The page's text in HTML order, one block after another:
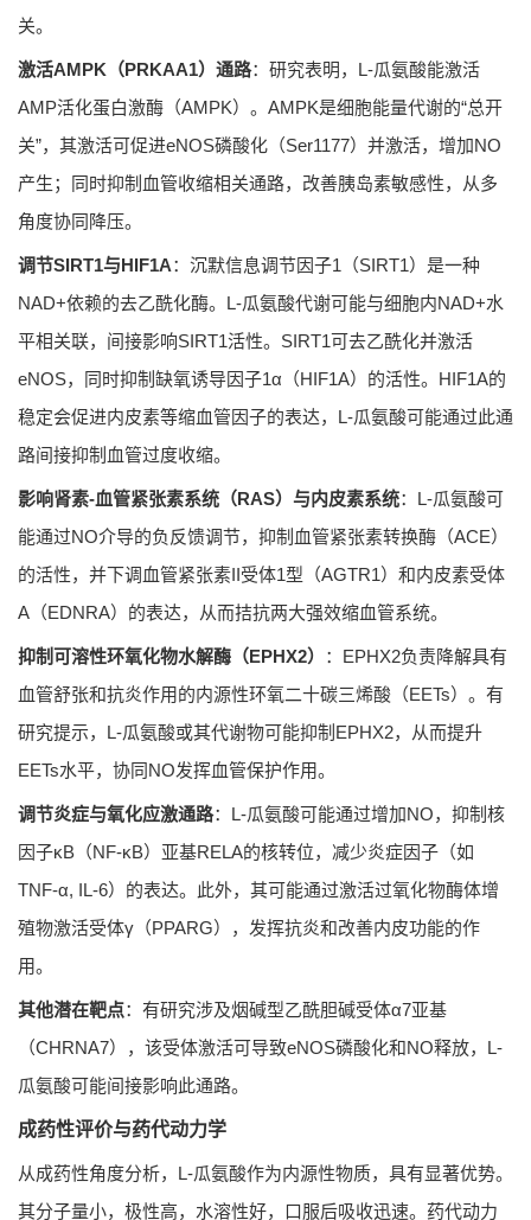
关。
激活AMPK（PRKAA1）通路：研究表明，L-瓜氨酸能激活
AMP活化蛋白激酶（AMPK）。AMPK是细胞能量代谢的“总开
关”，其激活可促进eNOS磷酸化（Ser1177）并激活，增加NO
产生；同时抑制血管收缩相关通路，改善胰岛素敏感性，从多
角度协同降压。
调节SIRT1与HIF1A：沉默信息调节因子1（SIRT1）是一种
NAD+依赖的去乙酰化酶。L-瓜氨酸代谢可能与细胞内NAD+水
平相关联，间接影响SIRT1活性。SIRT1可去乙酰化并激活
eNOS，同时抑制缺氧诱导因子1α（HIF1A）的活性。HIF1A的
稳定会促进内皮素等缩血管因子的表达，L-瓜氨酸可能通过此通
路间接抑制血管过度收缩。
影响肾素-血管紧张素系统（RAS）与内皮素系统：L-瓜氨酸可
能通过NO介导的负反馈调节，抑制血管紧张素转换酶（ACE）
的活性，并下调血管紧张素II受体1型（AGTR1）和内皮素受体
A（EDNRA）的表达，从而拮抗两大强效缩血管系统。
抑制可溶性环氧化物水解酶（EPHX2）
：EPHX2负责降解具有
血管舒张和抗炎作用的内源性环氧二十碳三烯酸（EETs）。有
研究提示，L-瓜氨酸或其代谢物可能抑制EPHX2，从而提升
EETs水平，协同NO发挥血管保护作用。
调节炎症与氧化应激通路：L-瓜氨酸可能通过增加NO，抑制核
因子κB（NF-κB）亚基RELA的核转位，减少炎症因子（如
TNF-α, IL-6）的表达。此外，其可能通过激活过氧化物酶体增
殖物激活受体γ（PPARG），发挥抗炎和改善内皮功能的作
用。
其他潜在靶点：有研究涉及烟碱型乙酰胆碱受体α7亚基
（CHRNA7），该受体激活可导致eNOS磷酸化和NO释放，L-
瓜氨酸可能间接影响此通路。
成药性评价与药代动力学
从成药性角度分析，L-瓜氨酸作为内源性物质，具有显著优势。
其分子量小，极性高，水溶性好，口服后吸收迅速。药代动力